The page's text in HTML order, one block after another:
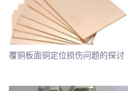
​覆铜板面铜定位损伤问题的探讨